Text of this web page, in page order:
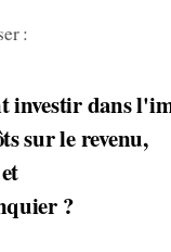
:
investir dans
sur le revenu,
?